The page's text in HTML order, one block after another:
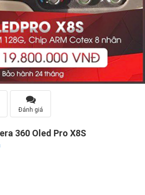
Đánh giá
360 Oled Pro X8S